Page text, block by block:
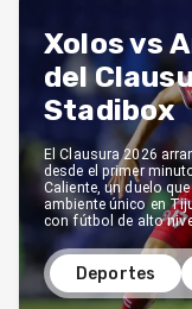
Xolos vs
del
Stadibox
Deportes
El Clausura 2026
desde el primer
Caliente, un duelo
ambiente único en
con fútbol de alto